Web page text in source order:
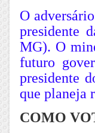
O
presidente
MG). O
futuro
presidente
que planeja
COMO